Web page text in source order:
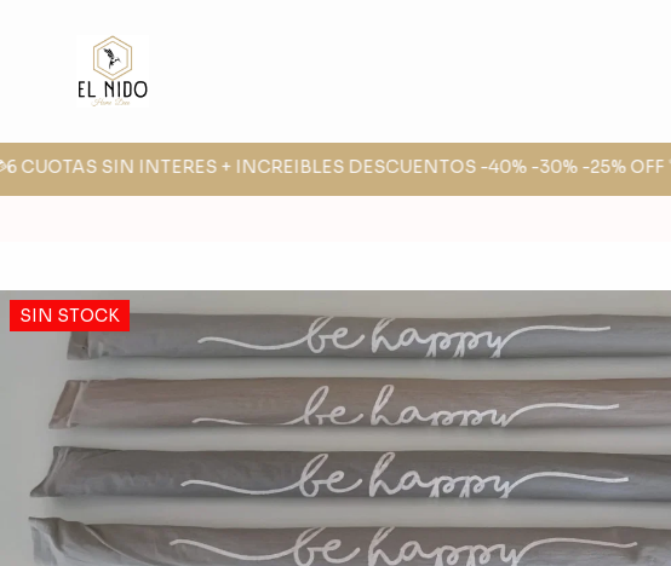
CUOTAS SIN INTERES + INCREIBLES DESCUENTOS -40% -30% -25% OFF 💣
SIN STOCK